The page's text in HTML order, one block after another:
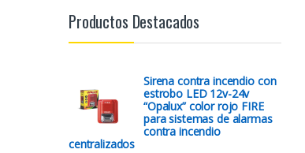
Productos Destacados
Sirena contra incendio con
estrobo LED 12v-24v
“Opalux” color rojo FIRE
para sistemas de alarmas
contra incendio
centralizados